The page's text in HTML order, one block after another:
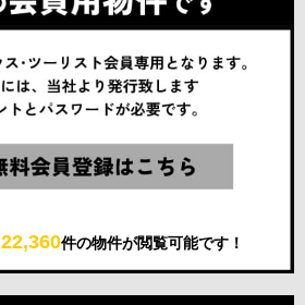
22,360件の物件が閲覧可能です！